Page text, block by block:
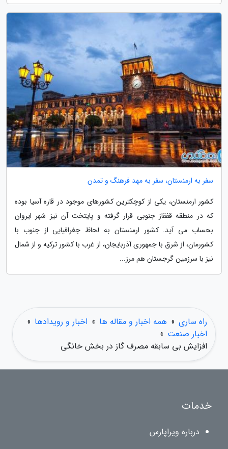
سفر به ارمنستان، سفر به مهد فرهنگ و تمدن
کشور ارمنستان، یکی از کوچکترین کشورهای موجود در قاره آسیا بوده
که در منطقه قفقاز جنوبی قرار گرفته و پایتخت آن نیز شهر ایروان
بحساب می آید. کشور ارمنستان به لحاظ جغرافیایی از جنوب با
کشورمان، از شرق با جمهوری آذربایجان، از غرب با کشور ترکیه و از شمال
نیز با سرزمین گرجستان هم مرز...
راه ساری » همه اخبار و مقاله ها » اخبار و رویدادها »
اخبار صنعت »
افزایش بی سابقه مصرف گاز در بخش خانگی
خدمات
درباره ویراپارس